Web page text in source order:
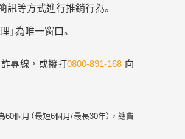
訊等方式進行推銷行為。
」為唯一窗口。
專線，或撥打0800-891-168 向
個月（最短6個月/最長30年），總費